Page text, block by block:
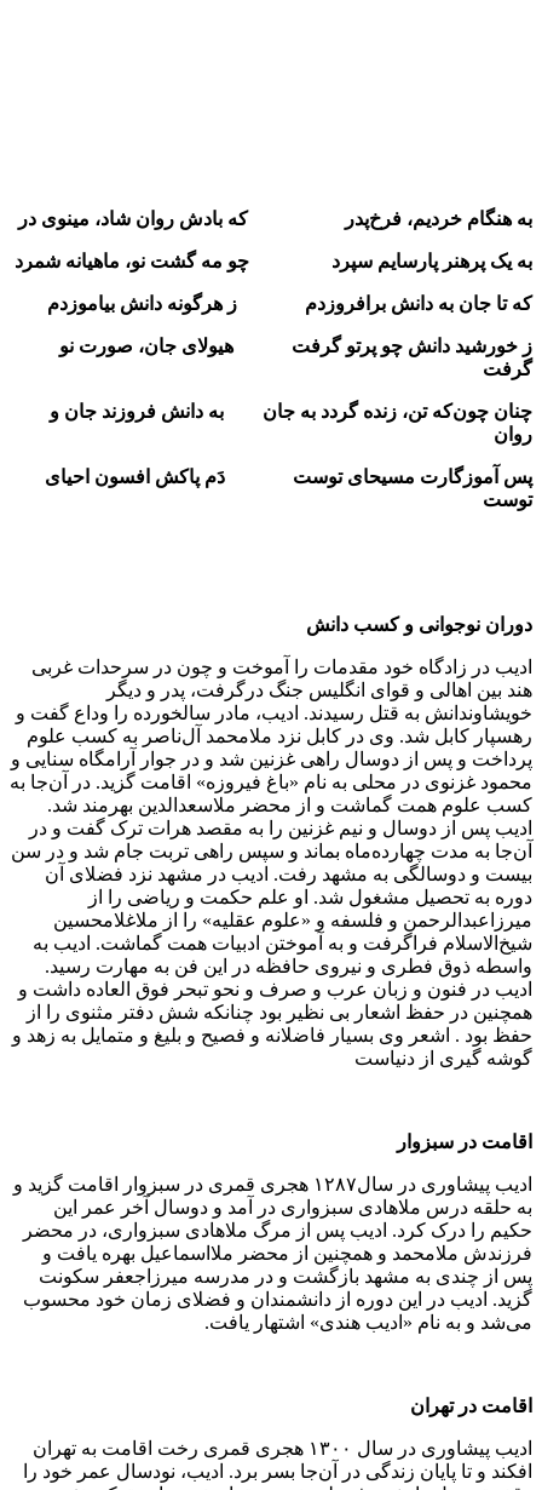
به هنگام خردیم، فرخ‌پدر که بادش روان شاد، مینوی در
به یک پرهنر پارسایم سپرد چو مه گشت نو، ماهیانه شمرد
که تا جان به دانش برافروزدم ز هرگونه دانش بیاموزدم
ز خورشید دانش چو پرتو گرفت هیولای جان، صورت نو
گرفت
چنان چون‌که تن، زنده گردد به جان به دانش فروزند جان و
روان
پس آموزگارت مسیحای توست دَم پاکش افسون احیای
توست
دوران نوجوانی و کسب دانش
ادیب در زادگاه خود مقدمات را آموخت و چون در سرحدات غربی
هند بین اهالی و قوای انگلیس جنگ درگرفت، پدر و دیگر
خویشاوندانش به قتل رسیدند. ادیب، مادر سالخورده را وداع گفت و
رهسپار کابل شد. وی در کابل نزد ملامحمد آل‌ناصر به کسب علوم
پرداخت و پس از دوسال راهی غزنین شد و در جوار آرامگاه سنایی و
محمود غزنوی در محلی به نام «باغ فیروزه» اقامت گزید. در آن‌جا به
کسب علوم همت گماشت و از محضر ملاسعدالدین بهرمند شد.
ادیب پس از دوسال و نیم غزنین را به مقصد هرات ترک گفت و در
آن‌جا به مدت چهارده‌ماه بماند و سپس راهی تربت جام شد و در سن
بیست و دوسالگی به مشهد رفت. ادیب در مشهد نزد فضلای آن
دوره به تحصیل مشغول شد. او علم حکمت و ریاضی را از
میرزاعبدالرحمن و فلسفه و «علوم عقلیه» را از ملاغلامحسین
شیخ‌الاسلام فراگرفت و به آموختن ادبیات همت گماشت. ادیب به
واسطه ذوق فطری و نیروی حافظه در این فن به مهارت رسید.
ادیب در فنون و زبان عرب و صرف و نحو تبحر فوق العاده داشت و
همچنین در حفظ اشعار بی نظیر بود چنانکه شش دفتر مثنوی را از
حفظ بود . اشعر وی بسیار فاضلانه و فصیح و بلیغ و متمایل به زهد و
گوشه گیری از دنیاست
اقامت در سبزوار
ادیب پیشاوری در سال۱۲۸۷ هجری قمری در سبزوار اقامت گزید و
به حلقه درس ملاهادی سبزواری در آمد و دوسال آخر عمر این
حکیم را درک کرد. ادیب پس از مرگ ملاهادی سبزواری، در محضر
فرزندش ملامحمد و همچنین از محضر ملااسماعیل بهره یافت و
پس از چندی به مشهد بازگشت و در مدرسه میرزاجعفر سکونت
گزید. ادیب در این دوره از دانشمندان و فضلای زمان خود محسوب
می‌شد و به نام «ادیب هندی» اشتهار یافت.
اقامت در تهران
ادیب پیشاوری در سال ۱۳۰۰ هجری قمری رخت اقامت به تهران
افکند و تا پایان زندگی در آن‌جا بسر برد. ادیب، نودسال عمر خود را